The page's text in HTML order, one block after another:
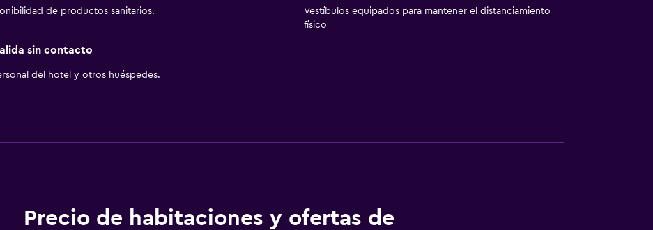
de productos sanitarios.
Vestíbulos equipados para mantener el distanciamiento
físico
sin contacto
del hotel y otros huéspedes.
Precio de habitaciones y ofertas de